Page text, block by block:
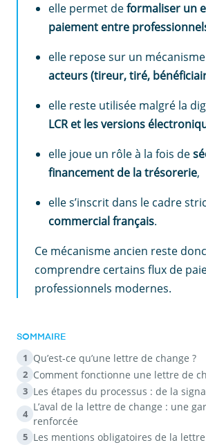
elle permet deformaliser un
paiement entre
elle repose sur un
acteurs (tireur, tiré,
elle reste utilisée malgré la
LCR et les versions
elle joue un rôle à la fois de
financement de la trésorerie,
elle s’inscrit dans le cadre
commercial français.
Ce mécanisme ancien reste
comprendre certains flux de
professionnels modernes.
SOMMAIRE
1 Qu’est-ce qu’une lettre de change ?
2 Comment fonctionne une lettre de
3 Les étapes du processus : de la
4
L’aval de la lettre de change : une
renforcée
5 Les mentions obligatoires de la